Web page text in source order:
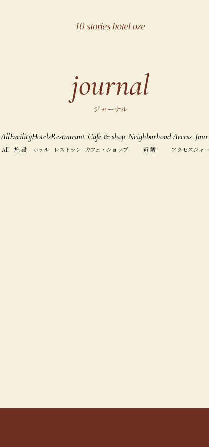
journal
ジャーナル
All
All
Facility
施 設
Hotels
ホテル
Restaurant
レストラン
Cafe & shop
カフェ・ショップ
Neighborhood
近 隣
Access
アクセスジャ